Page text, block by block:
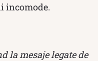
incomode.
la mesaje legate de